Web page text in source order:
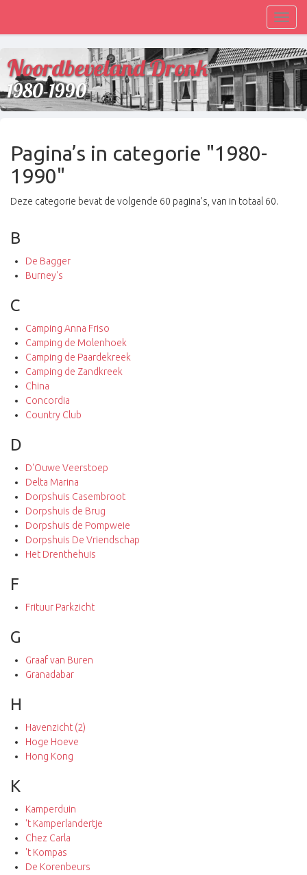
Noordbeveland Dronk
1980-1990
Pagina’s in categorie "1980-
1990"
Deze categorie bevat de volgende 60 pagina’s, van in totaal 60.
B
De Bagger
Burney's
C
Camping Anna Friso
Camping de Molenhoek
Camping de Paardekreek
Camping de Zandkreek
China
Concordia
Country Club
D
D'Ouwe Veerstoep
Delta Marina
Dorpshuis Casembroot
Dorpshuis de Brug
Dorpshuis de Pompweie
Dorpshuis De Vriendschap
Het Drenthehuis
F
Frituur Parkzicht
G
Graaf van Buren
Granadabar
H
Havenzicht (2)
Hoge Hoeve
Hong Kong
K
Kamperduin
't Kamperlandertje
Chez Carla
't Kompas
De Korenbeurs